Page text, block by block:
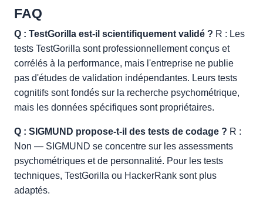
FAQ
Q : TestGorilla est-il scientifiquement validé ? R : Les
tests TestGorilla sont professionnellement conçus et
corrélés à la performance, mais l'entreprise ne publie
pas d'études de validation indépendantes. Leurs tests
cognitifs sont fondés sur la recherche psychométrique,
mais les données spécifiques sont propriétaires.
Q : SIGMUND propose-t-il des tests de codage ? R :
Non — SIGMUND se concentre sur les assessments
psychométriques et de personnalité. Pour les tests
techniques, TestGorilla ou HackerRank sont plus
adaptés.